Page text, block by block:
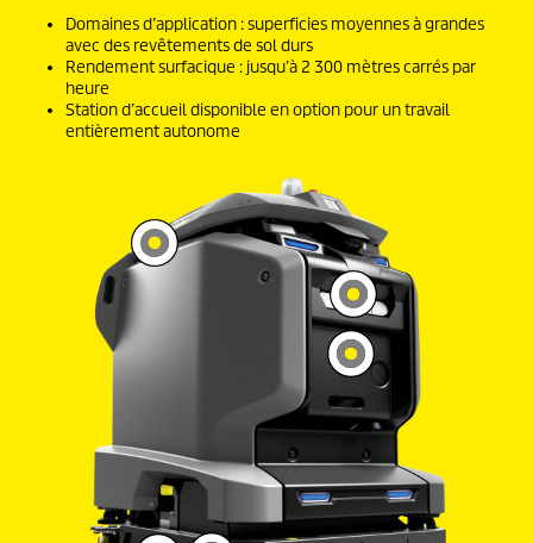
Domaines d’application : superficies moyennes à grandes
avec des revêtements de sol durs
Rendement surfacique : jusqu’à 2 300 mètres carrés par
heure
Station d’accueil disponible en option pour un travail
entièrement autonome